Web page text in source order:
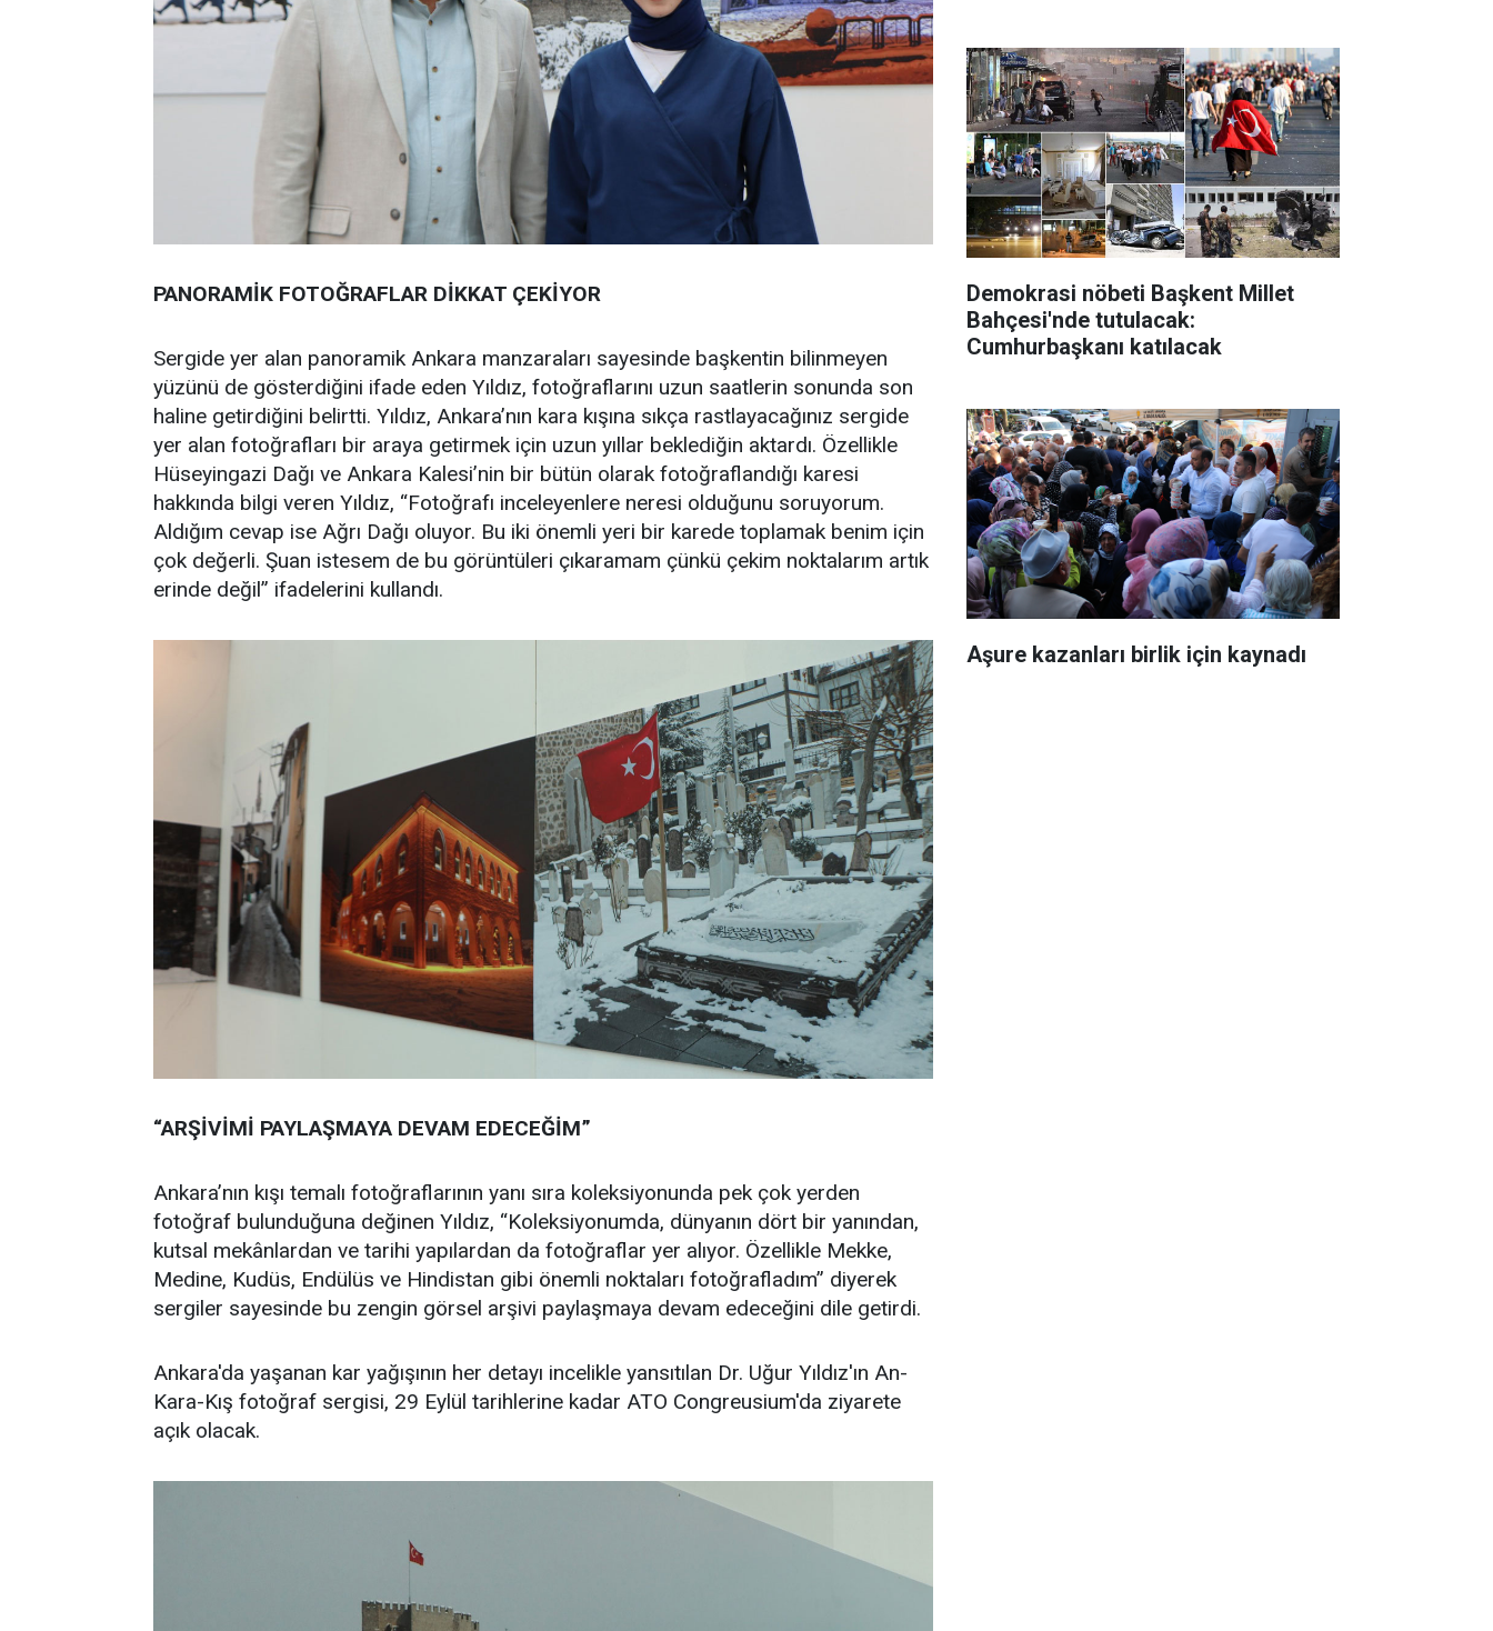
PANORAMİK FOTOĞRAFLAR DİKKAT ÇEKİYOR
Sergide yer alan panoramik Ankara manzaraları sayesinde başkentin bilinmeyen
yüzünü de gösterdiğini ifade eden Yıldız, fotoğraflarını uzun saatlerin sonunda son
haline getirdiğini belirtti. Yıldız, Ankara’nın kara kışına sıkça rastlayacağınız sergide
yer alan fotoğrafları bir araya getirmek için uzun yıllar beklediğin aktardı. Özellikle
Hüseyingazi Dağı ve Ankara Kalesi’nin bir bütün olarak fotoğraflandığı karesi
hakkında bilgi veren Yıldız, “Fotoğrafı inceleyenlere neresi olduğunu soruyorum.
Aldığım cevap ise Ağrı Dağı oluyor. Bu iki önemli yeri bir karede toplamak benim için
çok değerli. Şuan istesem de bu görüntüleri çıkaramam çünkü çekim noktalarım artık
erinde değil” ifadelerini kullandı.
“ARŞİVİMİ PAYLAŞMAYA DEVAM EDECEĞİM”
Ankara’nın kışı temalı fotoğraflarının yanı sıra koleksiyonunda pek çok yerden
fotoğraf bulunduğuna değinen Yıldız, “Koleksiyonumda, dünyanın dört bir yanından,
kutsal mekânlardan ve tarihi yapılardan da fotoğraflar yer alıyor. Özellikle Mekke,
Medine, Kudüs, Endülüs ve Hindistan gibi önemli noktaları fotoğrafladım” diyerek
sergiler sayesinde bu zengin görsel arşivi paylaşmaya devam edeceğini dile getirdi.
Ankara'da yaşanan kar yağışının her detayı incelikle yansıtılan Dr. Uğur Yıldız'ın An-
Kara-Kış fotoğraf sergisi, 29 Eylül tarihlerine kadar ATO Congreusium'da ziyarete
açık olacak.
Demokrasi nöbeti Başkent Millet
Bahçesi'nde tutulacak:
Cumhurbaşkanı katılacak
Aşure kazanları birlik için kaynadı